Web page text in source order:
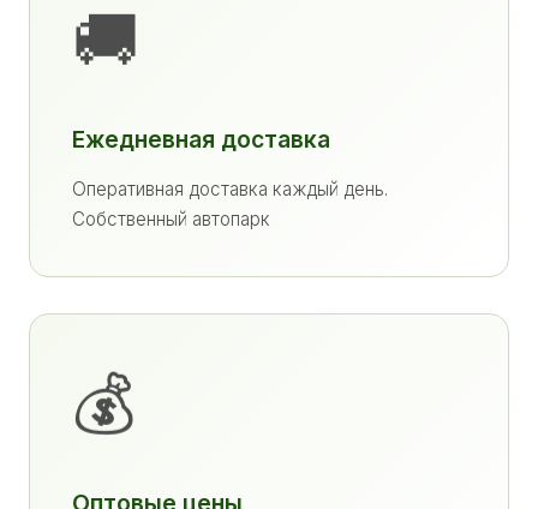
🚚
Ежедневная доставка
Оперативная доставка каждый день.
Собственный автопарк
💰
Оптовые цены